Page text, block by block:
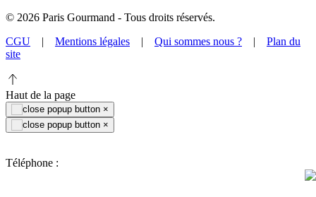
© 2026 Paris Gourmand - Tous droits réservés.
CGU | Mentions légales | Qui sommes nous ? | Plan du
site
Haut de la page
×
×
Téléphone :